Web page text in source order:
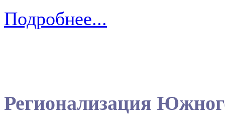
Подробнее...
Регионализация